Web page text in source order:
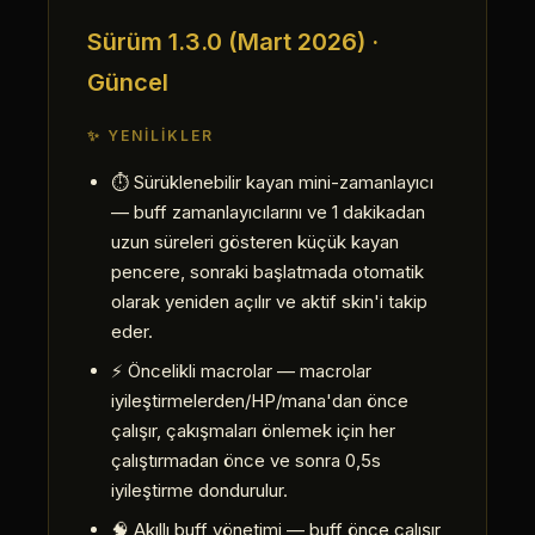
Sürüm 1.3.0 (Mart 2026) ·
Güncel
✨ YENILIKLER
⏱ Sürüklenebilir kayan mini-zamanlayıcı
— buff zamanlayıcılarını ve 1 dakikadan
uzun süreleri gösteren küçük kayan
pencere, sonraki başlatmada otomatik
olarak yeniden açılır ve aktif skin'i takip
eder.
⚡ Öncelikli macrolar — macrolar
iyileştirmelerden/HP/mana'dan önce
çalışır, çakışmaları önlemek için her
çalıştırmadan önce ve sonra 0,5s
iyileştirme dondurulur.
🧠 Akıllı buff yönetimi — buff önce çalışır,